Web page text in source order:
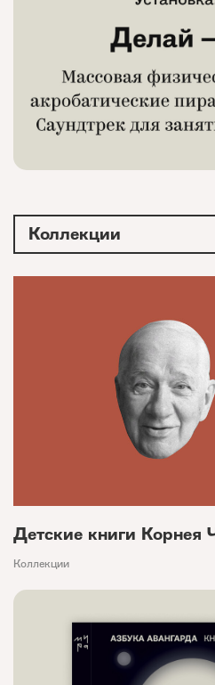
Коллекции
Детские книги Корнея
Коллекции